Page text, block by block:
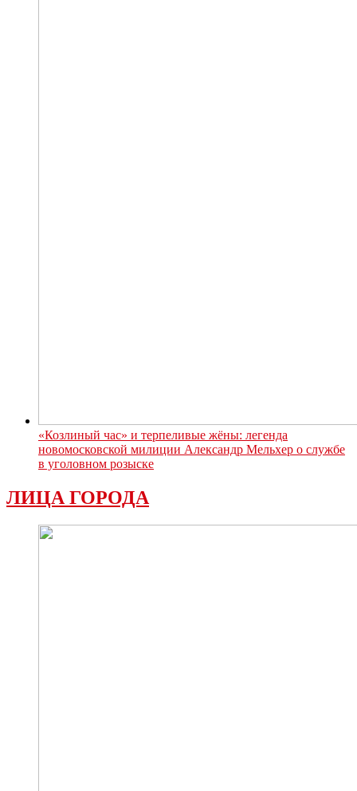
«Козлиный час» и терпеливые жёны: легенда
новомосковской милиции Александр Мельхер о службе
в уголовном розыске
ЛИЦА ГОРОДА